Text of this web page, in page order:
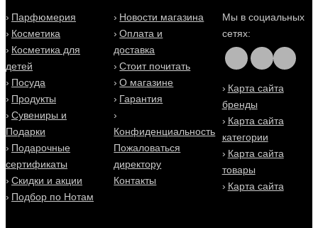
Парфюмерия
Косметика
Косметика для
детей
Посуда
Продукты
Сувениры и
Подарки
Подарочные
сертификаты
Скидки и акции
Подбор по Нотам
Новости магазина
Оплата и
доставка
Стоит почитать
О магазине
Гарантия
Конфиденциальность
Пожаловаться
директору
Контакты
Мы в социальных
сетях:
Карта сайта
бренды
Карта сайта
категории
Карта сайта
товары
Карта сайта